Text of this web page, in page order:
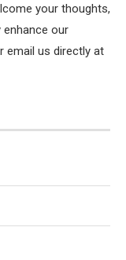
your thoughts,
our
email us directly at